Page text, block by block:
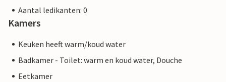
Aantal ledikanten: 0
Kamers
Keuken heeft warm/koud water
Badkamer - Toilet: warm en koud water, Douche
Eetkamer